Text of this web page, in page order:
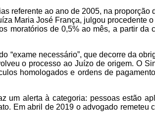
referente ao ano de 2005, na
Maria José França, julgou procedente
moratórios de 0,5% ao mês, a partir
“exame necessário”, que decorre da
o processo ao Juízo de origem. O
homologados e ordens de
alerta à categoria: pessoas estão
Em abril de 2019 o advogado